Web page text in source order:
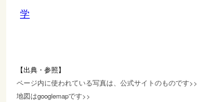
学
【出典・参照】
ページ内に使われている写真は、公式サイトのものです>>
地図はgooglemapです>>